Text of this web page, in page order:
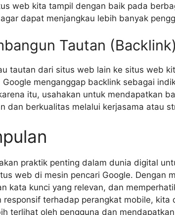
web kita tampil dengan baik pada
dapat menjangkau lebih banyak
Tautan (Backlink)
tautan dari situs web lain ke situs web
Google menganggap backlink sebagai
itu, usahakan untuk mendapatkan
dan berkualitas melalui kerjasama atau
praktik penting dalam dunia digital
web di mesin pencari Google. Dengan
kata kunci yang relevan, dan
responsif terhadap perangkat mobile, kita
terlihat oleh pengguna dan